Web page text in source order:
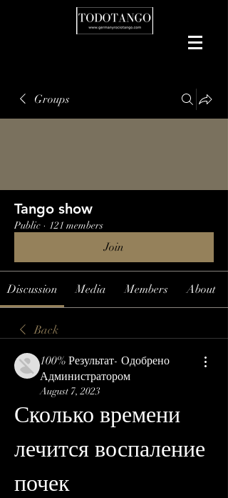
Groups
Tango show
Public · 121 members
Join
Discussion Media Members About
Back
100% Результат- Одобрено
Администратором
August 7, 2023
Сколько времени
лечится воспаление
почек